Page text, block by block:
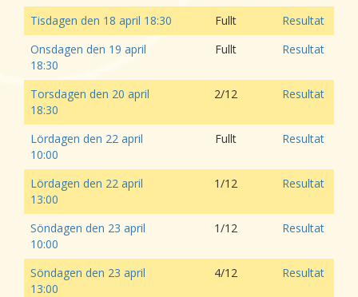
Tisdagen den 18 april 18:30
Fullt
Resultat
Onsdagen den 19 april
18:30
Fullt Resultat
Torsdagen den 20 april
18:30
2/12 Resultat
Lördagen den 22 april
10:00
Fullt Resultat
Lördagen den 22 april
13:00
1/12 Resultat
Söndagen den 23 april
10:00
1/12 Resultat
Söndagen den 23 april
13:00
4/12 Resultat